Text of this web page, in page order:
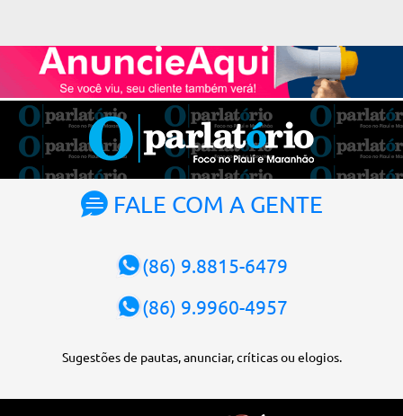
votação foi feita de forma simbólica pelo plenário da Corte.
Atualmente, Fachin é o vice-presidente e, pelo critério de
antiguidade, deve assumir o cargo. Conforme o regimento interno,
o tribunal deve ser comandado pelo ministro mais antigo que
ainda não presidiu a Corte. O novo presidente vai suceder a Luís
Roberto Barroso, que completará o mandato de dois anos. Ao
cumprimentar Fachin pela eleição, Barroso afirmou que o país
tem sorte de ter o ministro na cadeira de presidente da Corte.
“Considero, pessoalmente e institucionalmente, que é uma sorte
FALE COM A GENTE
(86) 9.8815-6479
(86) 9.9960-4957
Sugestões de pautas, anunciar, críticas ou elogios.